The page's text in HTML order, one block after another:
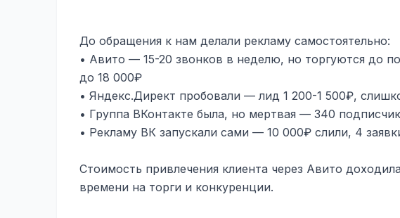
До обращения к нам делали рекламу самостоятельно:
• Авито — 15-20 звонков в неделю, но торгуются до
до 18 000₽
• Яндекс.Директ пробовали — лид 1 200-1 500₽,
• Группа ВКонтакте была, но мертвая — 340
• Рекламу ВК запускали сами — 10 000₽ слили, 4
Стоимость привлечения клиента через Авито
времени на торги и конкуренции.